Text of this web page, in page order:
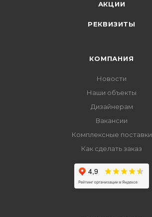
АКЦИИ
РЕКВИЗИТЫ
КОМПАНИЯ
Новости
Наши объекты
Дизайнерам
Вакансии
Комплексные поставки
Как сделать заказ